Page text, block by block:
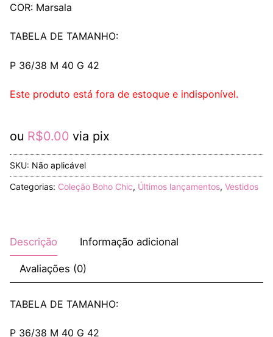
COR: Marsala
TABELA DE TAMANHO:
P 36/38 M 40 G 42
Este produto está fora de estoque e indisponível.
ou R$0.00 via pix
SKU: Não aplicável
Categorias: Coleção Boho Chic, Últimos lançamentos, Vestidos
Descrição Informação adicional
Avaliações (0)
TABELA DE TAMANHO:
P 36/38 M 40 G 42